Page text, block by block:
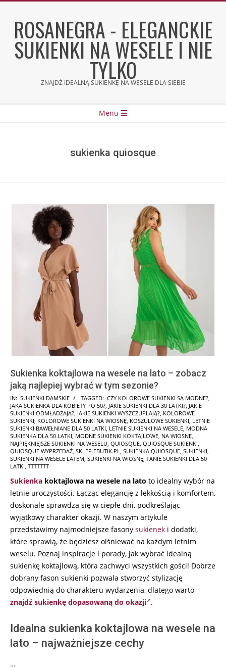
contentROSANEGRA - ELEGANCKIE
SUKIENKI NA WESELE I NIE
TYLKO
ZNAJDŹ IDEALNĄ SUKIENKĘ NA WESELE DLA SIEBIE
Menu
sukienka quiosque
Sukienka koktajlowa na wesele na lato – zobacz
jaką najlepiej wybrać w tym sezonie?
2026-
05-
28
IN: SUKIENKI DAMSKIE TAGGED: CZY KOLOROWE SUKIENKI SĄ MODNE?,
JAKA SUKIENKA DLA KOBIETY PO 50?, JAKIE SUKIENKI DLA 30 LATKI?, JAKIE
SUKIENKI ODMŁADZAJĄ?, JAKIE SUKIENKI WYSZCZUPLAJĄ?, KOLOROWE
SUKIENKI, KOLOROWE SUKIENKI NA WIOSNĘ, KOSZULOWE SUKIENKI, LETNIE
SUKIENKI BAWEŁNIANE DLA 50 LATKI, LETNIE SUKIENKI NA WESELE, MODNA
SUKIENKA DLA 50 LATKI, MODNE SUKIENKI KOKTAJLOWE, NA WIOSNĘ,
NAJPIĘKNIEJSZE SUKIENKI NA WESELU, QUIOSQUE, QUIOSQUE SUKIENKI,
QUIOSQUE WYPRZEDAŻ, SKLEP EBUTIK.PL, SUKIENKA QUIOSQUE, SUKIENKI,
SUKIENKI NA WESELE LATEM, SUKIENKI NA WIOSNĘ, TANIE SUKIENKI DLA 50
LATKI, TTTTTTT
Sukienka koktajlowa na wesele na lato to idealny wybór na
letnie uroczystości. Łącząc elegancję z lekkością i komfortem,
doskonale sprawdza się w ciepłe dni, podkreślając
wyjątkowy charakter okazji. W naszym artykule
przedstawimy najmodniejsze fasony sukienek i dodatki,
które sprawią, że będziesz olśniewać na każdym letnim
weselu. Poznaj inspiracje i porady, jak wybrać idealną
sukienkę koktajlową, która zachwyci wszystkich gości! Dobrze
dobrany fason sukienki pozwala stworzyć stylizację
odpowiednią do charakteru wydarzenia, dlatego warto
znajdź sukienkę dopasowaną do okazji .
Idealna sukienka koktajlowa na wesele na
lato – najważniejsze cechy
…